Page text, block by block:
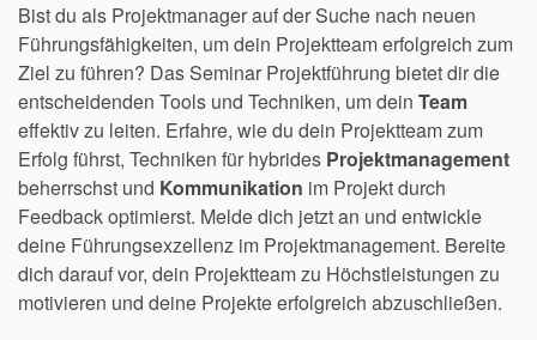
Bist du als Projektmanager auf der Suche nach neuen
Führungsfähigkeiten, um dein Projektteam erfolgreich zum
Ziel zu führen? Das Seminar Projektführung bietet dir die
entscheidenden Tools und Techniken, um dein Team
effektiv zu leiten. Erfahre, wie du dein Projektteam zum
Erfolg führst, Techniken für hybrides Projektmanagement
beherrschst und Kommunikation im Projekt durch
Feedback optimierst. Melde dich jetzt an und entwickle
deine Führungsexzellenz im Projektmanagement. Bereite
dich darauf vor, dein Projektteam zu Höchstleistungen zu
motivieren und deine Projekte erfolgreich abzuschließen.